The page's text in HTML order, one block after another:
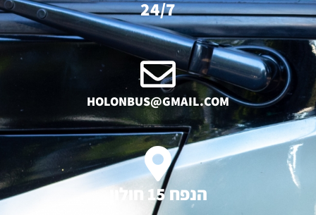
24/7
HOLONBUS@GMAIL.COM
הנפח 15 חולון